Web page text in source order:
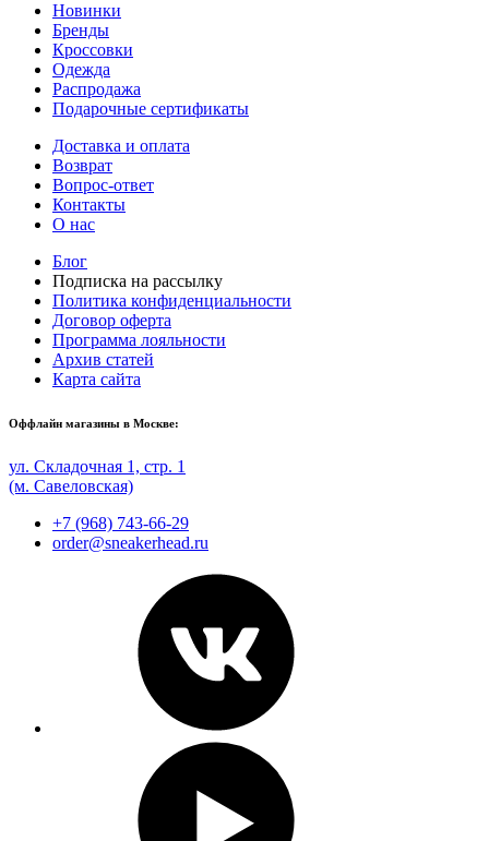
Новинки
Бренды
Кроссовки
Одежда
Распродажа
Подарочные сертификаты
Доставка и оплата
Возврат
Вопрос-ответ
Контакты
О нас
Блог
Подписка на рассылку
Политика конфиденциальности
Договор оферта
Программа лояльности
Архив статей
Карта сайта
Оффлайн магазины в Москве:
ул. Складочная 1, стр. 1
(м. Савеловская)
+7 (968) 743-66-29
order@sneakerhead.ru